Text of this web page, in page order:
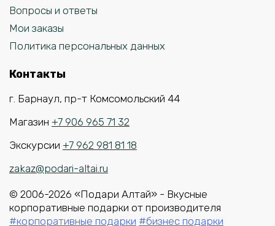
Вопросы и ответы
Мои заказы
Политика персональных данных
Контакты
г. Барнаул, пр-т Комсомольский 44
Магазин +7 906 965 71 32
Экскурсии +7 962 981 81 18
zakaz@podari-altai.ru
© 2006-2026 «Подари Алтай» - Вкусные
корпоративные подарки от производителя
#корпоративные подарки #бизнес подарки